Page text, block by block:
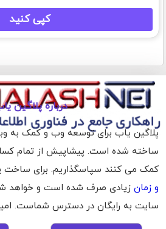
کپی کنید
درباره پلاگین
پلاگین یاب برای توسعه وب و کمک به
ساخته شده است. پیشاپیش از تمام
کمک می کنند سپاسگذاریم. برای ساخت
و زمان زیادی صرف شده است و خواهد شد.
سایت به رایگان در دسترس شماست.